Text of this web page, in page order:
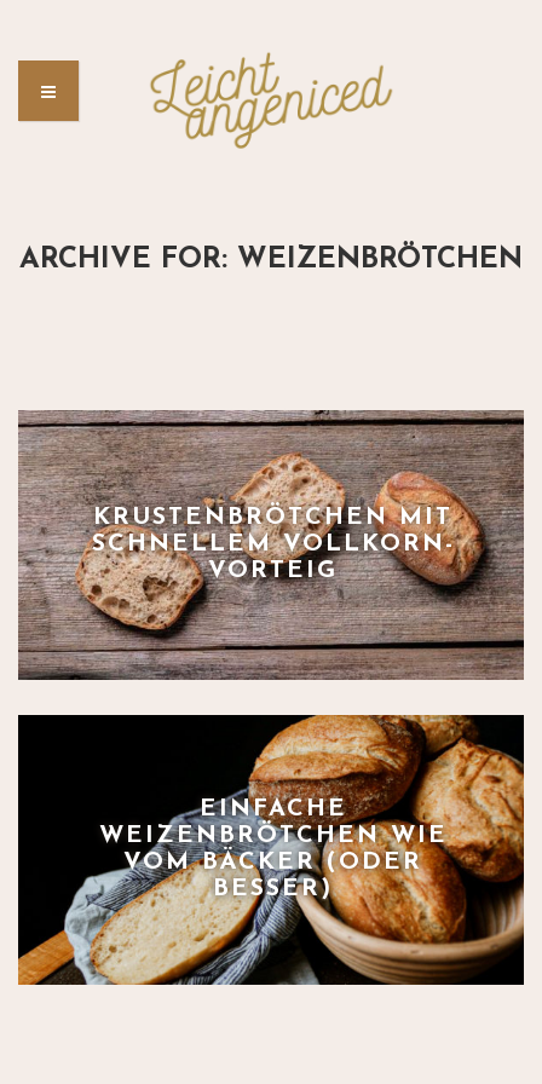
ARCHIVE FOR: WEIZENBRÖTCHEN
KRUSTENBRÖTCHEN MIT
SCHNELLEM VOLLKORN-
VORTEIG
EINFACHE
WEIZENBRÖTCHEN WIE
VOM BÄCKER (ODER
BESSER)